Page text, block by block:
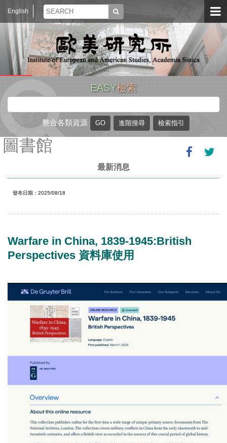
English
EASY檢索
整合各類資源
圖書館
最新消息
發布日期：2025/08/18
Warfare in China, 1839-1945:British
Perspectives 資料庫使用